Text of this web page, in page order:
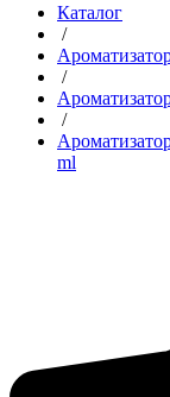
Каталог
/
/
/
ml